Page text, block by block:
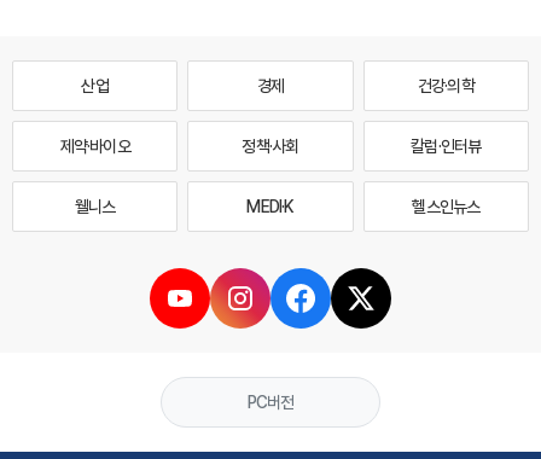
산업 경제 건강·의학
제약·바이오 정책·사회 칼럼·인터뷰
웰니스 MEDI·K 헬스인뉴스
PC버전